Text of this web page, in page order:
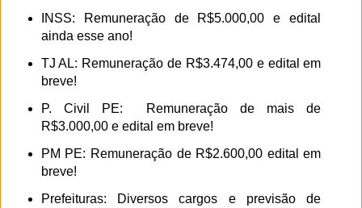
INSS: Remuneração de R$5.000,00 e edital
ainda esse ano!
TJ AL: Remuneração de R$3.474,00 e edital em
breve!
P. Civil PE: Remuneração de mais de
R$3.000,00 e edital em breve!
PM PE: Remuneração de R$2.600,00 edital em
breve!
Prefeituras: Diversos cargos e previsão de